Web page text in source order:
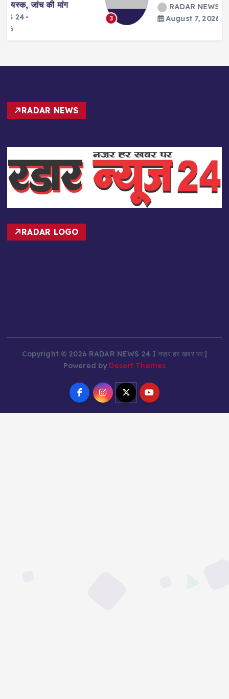
3
RADAR NEWS 24
August 7, 2026
RADAR NEWS
RADAR LOGO
Copyright © 2026 RADAR NEWS 24 I नज़र हर खबर पर |
Powered by
Desert Themes